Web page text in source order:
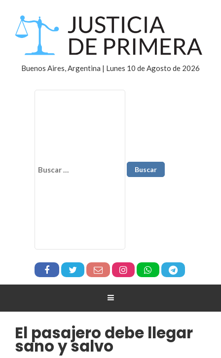
Buenos Aires, Argentina | Lunes 10 de Agosto de 2026
El pasajero debe llegar
sano y salvo